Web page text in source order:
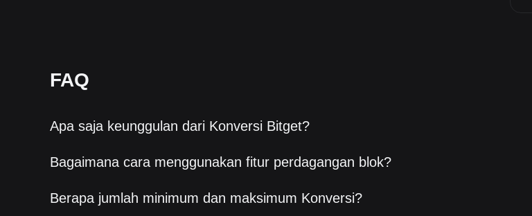
FAQ
Apa saja keunggulan dari Konversi Bitget?
Bagaimana cara menggunakan fitur perdagangan blok?
Berapa jumlah minimum dan maksimum Konversi?